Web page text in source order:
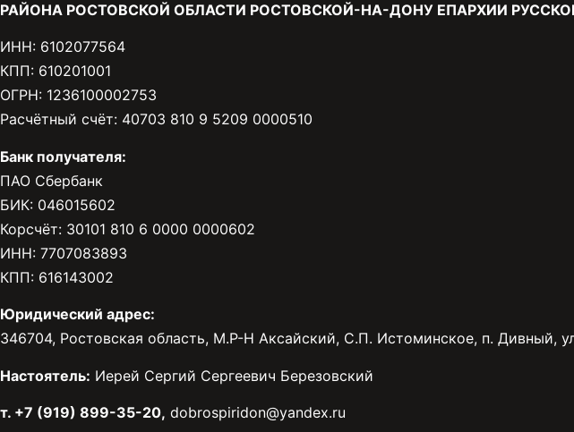
РАЙОНА РОСТОВСКОЙ ОБЛАСТИ РОСТОВСКОЙ-НА-ДОНУ ЕПАРХИИ
ИНН: 6102077564
КПП: 610201001
ОГРН: 1236100002753
Расчётный счёт: 40703 810 9 5209 0000510
Банк получателя:
ПАО Сбербанк
БИК: 046015602
Корсчёт: 30101 810 6 0000 0000602
ИНН: 7707083893
КПП: 616143002
Юридический адрес:
346704, Ростовская область, М.Р-Н Аксайский, С.П. Истоминское, п. Дивный,
Настоятель: Иерей Сергий Сергеевич Березовский
т. +7 (919) 899-35-20, dobrospiridon@yandex.ru